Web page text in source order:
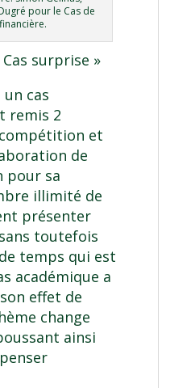
pour le Cas de
surprise »
cas
remis 2
et
de
pour sa
illimité de
présenter
toutefois
temps qui est
académique a
effet de
change
ainsi